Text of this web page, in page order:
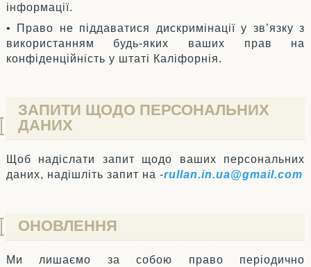
інформації.
• Право не піддаватися дискримінації у зв’язку з
використанням будь-яких ваших прав на
конфіденційність у штаті Каліфорнія.
ЗАПИТИ ЩОДО ПЕРСОНАЛЬНИХ
ДАНИХ
Щоб надіслати запит щодо ваших персональних
даних, надішліть запит на -rullan.in.ua@gmail.com
ОНОВЛЕННЯ
Ми лишаємо за собою право періодично